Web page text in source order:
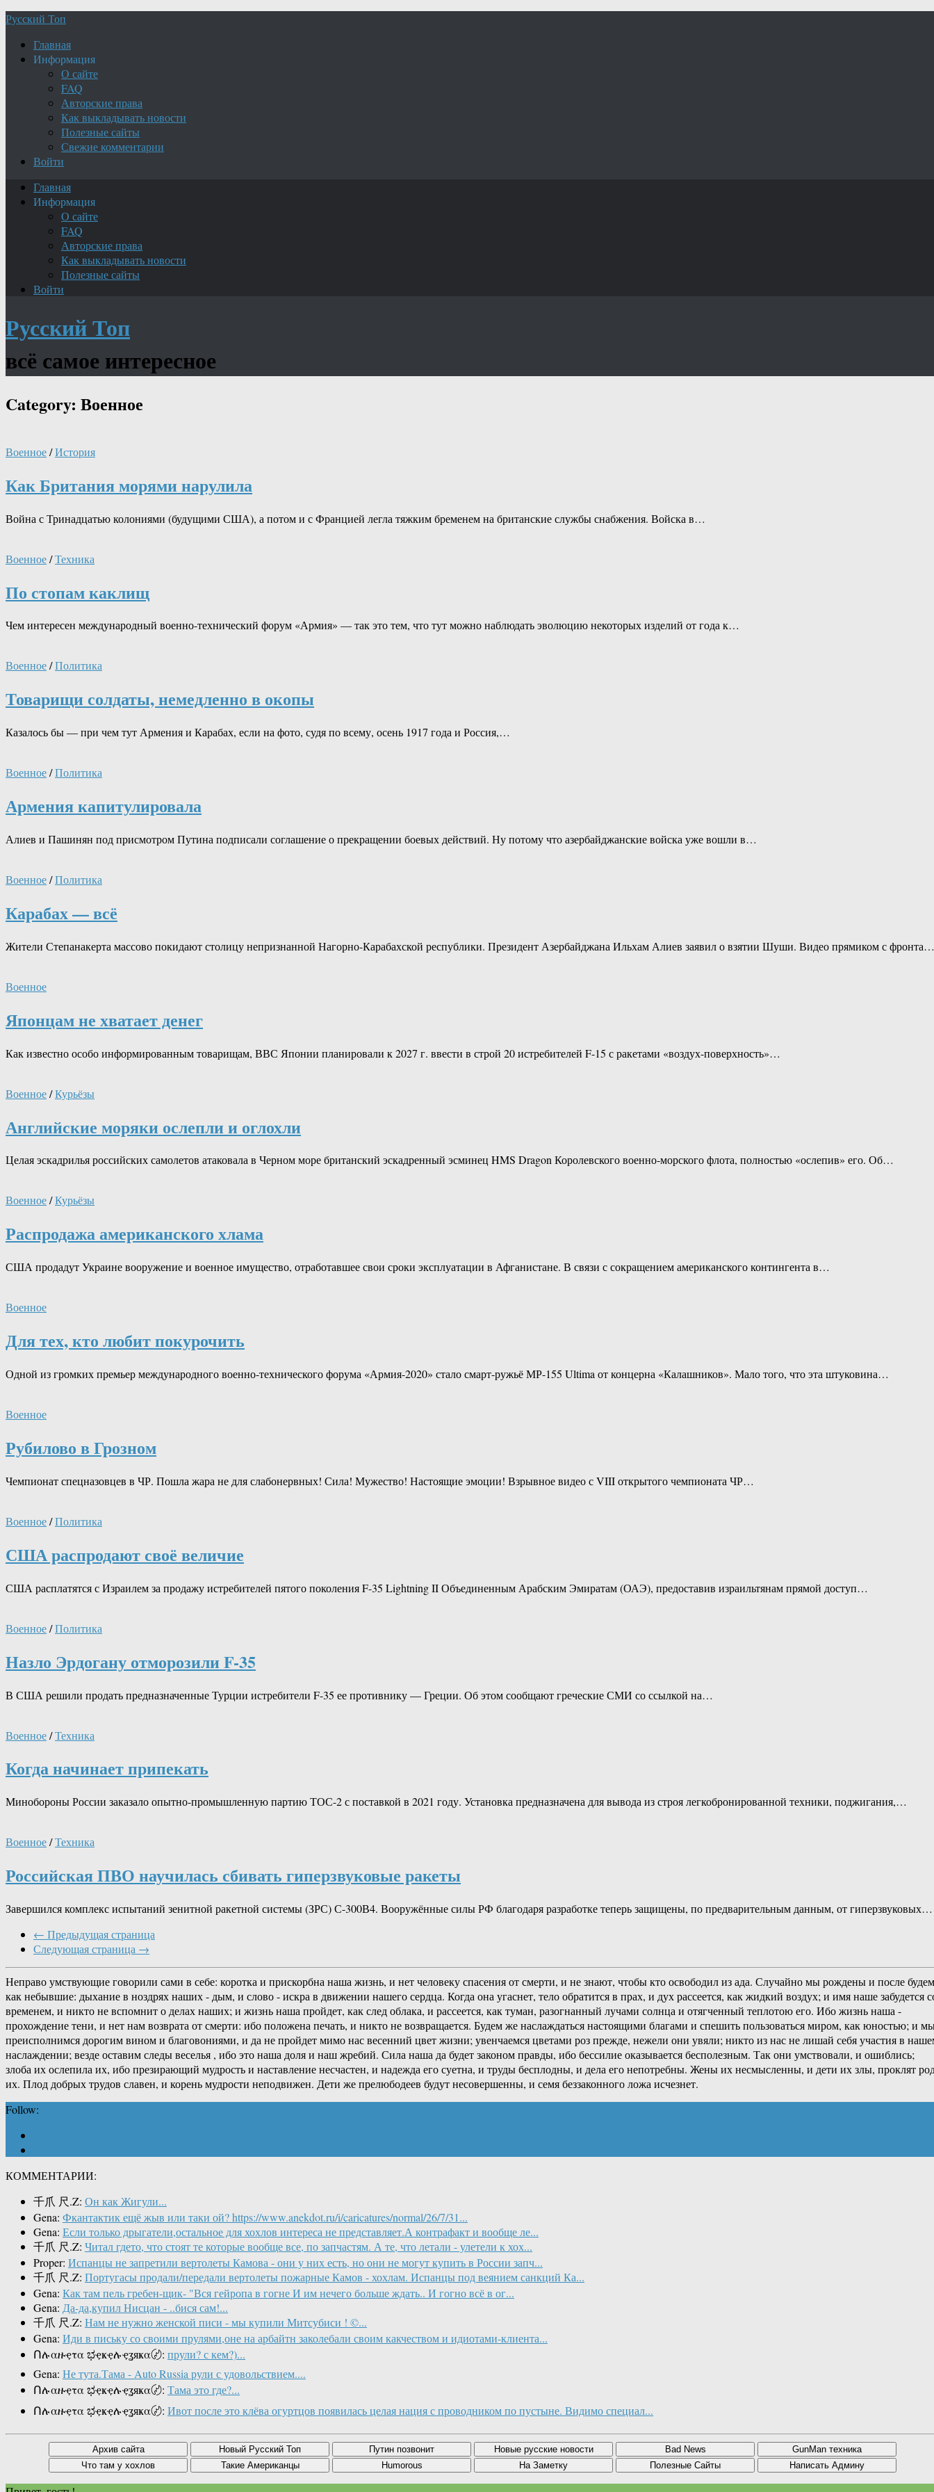
Русский Топ
Главная
Информация
О сайте
FAQ
Авторские права
Как выкладывать новости
Полезные сайты
Свежие комментарии
Войти
Главная
Информация
О сайте
FAQ
Авторские права
Как выкладывать новости
Полезные сайты
Войти
Русский Топ
всё самое интересное
Category: Военное
Военное/История
Как Британия морями нарулила
Война с Тринадцатью колониями (будущими США), а потом и с Францией легла тяжким бременем на британские службы снабжения. Войска в…
Военное/Техника
По стопам каклищ
Чем интересен международный военно-технический форум «Армия» — так это тем, что тут можно наблюдать эволюцию некоторых изделий от года к…
Военное/Политика
Товарищи солдаты, немедленно в окопы
Казалось бы — при чем тут Армения и Карабах, если на фото, судя по всему, осень 1917 года и Россия,…
Военное/Политика
Армения капитулировала
Алиев и Пашинян под присмотром Путина подписали соглашение о прекращении боевых действий. Ну потому что азербайджанские войска уже вошли в…
Военное/Политика
Карабах — всё
Жители Степанакерта массово покидают столицу непризнанной Нагорно-Карабахской республики. Президент Азербайджана Ильхам Алиев заявил о взятии Шуши. Видео прямиком с фронта…
Военное
Японцам не хватает денег
Как известно особо информированным товарищам, ВВС Японии планировали к 2027 г. ввести в строй 20 истребителей F-15 с ракетами «воздух-поверхность»…
Военное/Курьёзы
Английские моряки ослепли и оглохли
Целая эскадрилья российских самолетов атаковала в Черном море британский эскадренный эсминец HMS Dragon Королевского военно-морского флота, полностью «ослепив» его. Об…
Военное/Курьёзы
Распродажа американского хлама
США продадут Украине вооружение и военное имущество, отработавшее свои сроки эксплуатации в Афганистане. В связи с сокращением американского контингента в…
Военное
Для тех, кто любит покурочить
Одной из громких премьер международного военно-технического форума «Армия-2020» стало смарт-ружьё МР-155 Ultima от концерна «Калашников». Мало того, что эта штуковина…
Военное
Рубилово в Грозном
Чемпионат спецназовцев в ЧР. Пошла жара не для слабонервных! Сила! Мужество! Настоящие эмоции! Взрывное видео с VIII открытого чемпионата ЧР…
Военное/Политика
США распродают своё величие
США расплатятся с Израилем за продажу истребителей пятого поколения F-35 Lightning II Объединенным Арабским Эмиратам (ОАЭ), предоставив израильтянам прямой доступ…
Военное/Политика
Назло Эрдогану отморозили F-35
В США решили продать предназначенные Турции истребители F-35 ее противнику — Греции. Об этом сообщают греческие СМИ со ссылкой на…
Военное/Техника
Когда начинает припекать
Минобороны России заказало опытно-промышленную партию ТОС-2 с поставкой в 2021 году. Установка предназначена для вывода из строя легкобронированной техники, поджигания,…
Военное/Техника
Российская ПВО научилась сбивать гиперзвуковые ракеты
Завершился комплекс испытаний зенитной ракетной системы (ЗРС) С-300В4. Вооружённые силы РФ благодаря разработке теперь защищены, по предварительным данным, от гиперзвуковых…
← Предыдущая страница
Следующая страница →
Неправо умствующие говорили сами в себе: коротка и прискорбна наша жизнь, и нет человеку спасения от смерти, и не знают, чтобы кто освободил из ада. Случайно мы рождены и после будем
как небывшие: дыхание в ноздрях наших - дым, и слово - искра в движении нашего сердца. Когда она угаснет, тело обратится в прах, и дух рассеется, как жидкий воздух; и имя наше забудется
временем, и никто не вспомнит о делах наших; и жизнь наша пройдет, как след облака, и рассеется, как туман, разогнанный лучами солнца и отягченный теплотою его. Ибо жизнь наша -
прохождение тени, и нет нам возврата от смерти: ибо положена печать, и никто не возвращается. Будем же наслаждаться настоящими благами и спешить пользоваться миром, как юностью; и
преисполнимся дорогим вином и благовониями, и да не пройдет мимо нас весенний цвет жизни; увенчаемся цветами роз прежде, нежели они увяли; никто из нас не лишай себя участия в
наслаждении; везде оставим следы веселья , ибо это наша доля и наш жребий. Сила наша да будет законом правды, ибо бессилие оказывается бесполезным. Так они умствовали, и ошиблись;
злоба их ослепила их, ибо презирающий мудрость и наставление несчастен, и надежда его суетна, и труды бесплодны, и дела его непотребны. Жены их несмысленны, и дети их злы, проклят
их. Плод добрых трудов славен, и корень мудрости неподвижен. Дети же прелюбодеев будут несовершенны, и семя беззаконного ложа исчезнет.
Follow:
КОММЕНТАРИИ:
千爪 尺.Z: Он как Жигули...
Gena: Фкантактик ещё жыв или таки ой? https://www.anekdot.ru/i/caricatures/normal/26/7/31...
Gena: Если только дрыгатели,остальное для хохлов интереса не представляет.А контрафакт и вообще ле...
千爪 尺.Z: Читал гдето, что стоят те которые вообще все, по запчастям. А те, что летали - улетели к хох...
Proper: Испанцы не запретили вертолеты Камова - они у них есть, но они не могут купить в России запч...
千爪 尺.Z: Португасы продали/передали вертолеты пожарные Камов - хохлам. Испанцы под веянием санкций Ка...
Gena: Как там пель гребен-щик- "Вся гейропа в гогне И им нечего больше ждать.. И гогно всё в ог...
Gena: Да-да,купил Нисцан - ..бися сам!...
千爪 尺.Z: Нам не нужно женской писи - мы купили Митсубиси ! ©...
Gena: Иди в письку со своими прулями,оне на арбайтн заколебали своим какчеством и идиотами-клиента...
Ոሉαዙҿτα ಭҿҝҿሉҿʓяҝα〄: прули? с кем?)...
Gena: Не тута.Тама - Auto Russia рули с удовольствием....
Ոሉαዙҿτα ಭҿҝҿሉҿʓяҝα〄: Тама это где?...
Ոሉαዙҿτα ಭҿҝҿሉҿʓяҝα〄: Ивот после это клёва огуртцов появилась целая нация с проводником по пустыне. Видимо специал...